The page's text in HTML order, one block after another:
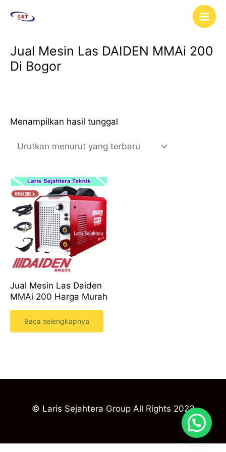
Main
Jual Mesin Las DAIDEN MMAi 200
Di Bogor
Menampilkan hasil tunggal
Jual Mesin Las Daiden
MMAi 200 Harga Murah
Baca selengkapnya
© Laris Sejahtera Group All Rights 2023